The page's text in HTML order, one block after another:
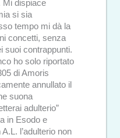
Mi dispiace
si sia
tempo mi dà la
concetti, senza
suoi contrappunti.
ho solo riportato
di Amoris
annullato il
suona
adulterio”
in Esodo e
l’adulterio non